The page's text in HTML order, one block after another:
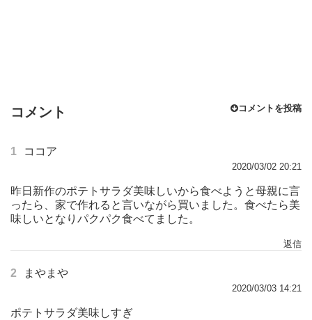
コメント コメントを投稿
1 ココア
2020/03/02 20:21
昨日新作のポテトサラダ美味しいから食べようと母親に言
ったら、家で作れると言いながら買いました。食べたら美
味しいとなりパクパク食べてました。
返信
2 まやまや
2020/03/03 14:21
ポテトサラダ美味しすぎ